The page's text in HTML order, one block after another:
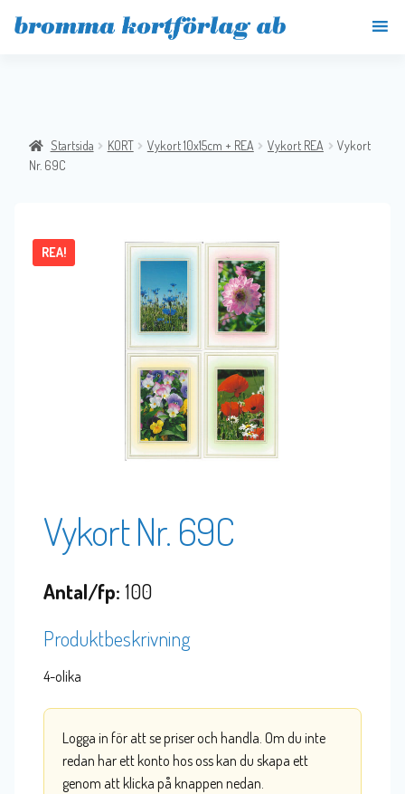
Startsida KORT Vykort 10x15cm + REA Vykort REA
Vykort
Nr. 69C
REA!
Vykort Nr. 69C
Antal/fp: 100
Produktbeskrivning
4-olika
Logga in för att se priser och handla. Om du inte
redan har ett konto hos oss kan du skapa ett
genom att klicka på knappen nedan.